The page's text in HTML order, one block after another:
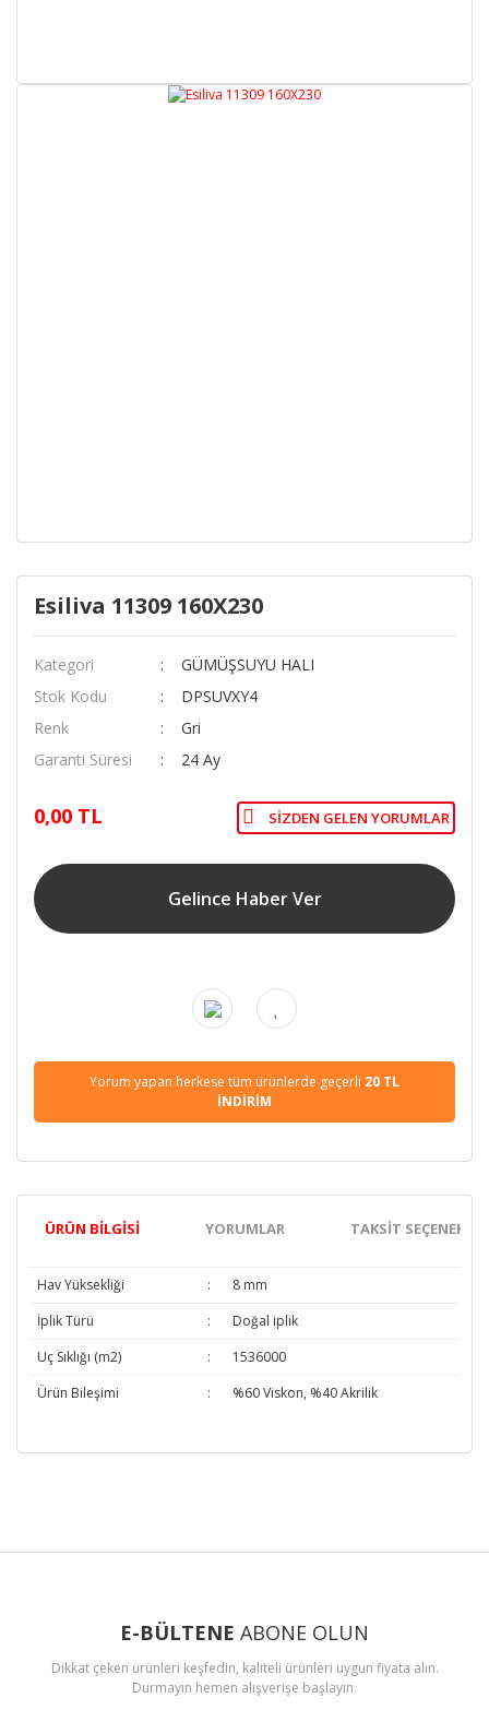
Esiliva 11309 160X230
Kategori
GÜMÜŞSUYU HALI
Stok Kodu
DPSUVXY4
Renk
Gri
Garanti Süresi
24 Ay
0,00 TL SIZDEN GELEN YORUMLAR
Gelince Haber Ver
Yorum yapan herkese tüm ürünlerde geçerli 20 TL
İNDİRİM
ÜRÜN BILGISI YORUMLAR TAKSIT
Hav Yüksekliği :
8 mm
İplik Türü
:
Doğal iplik
Uç Sıklığı (m2)
:
1536000
Ürün Bileşimi
: %60 Viskon, %40 Akrilik
Ürün bilgilerinde hatalar bulunuyor.
Ürün fiyatı diğer sitelerden daha pahalı.
E-BÜLTENE ABONE OLUN
Dikkat çeken ürünleri keşfedin, kaliteli ürünleri uygun fiyata alın.
Durmayın hemen alışverişe başlayın.